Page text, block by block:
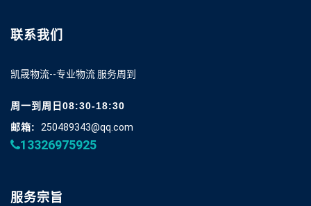
联系我们
凯晟物流--专业物流 服务周到
周一到周日08:30-18:30
邮箱:
250489343@qq.com
13326975925
服务宗旨